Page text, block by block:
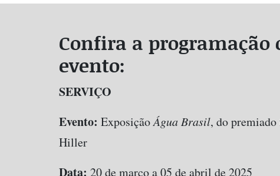
Confira a programação
evento:
SERVIÇO
Evento: ExposiçãoÁgua Brasil, do
Hiller
Data: 20 de março a 05 de abril de 2025